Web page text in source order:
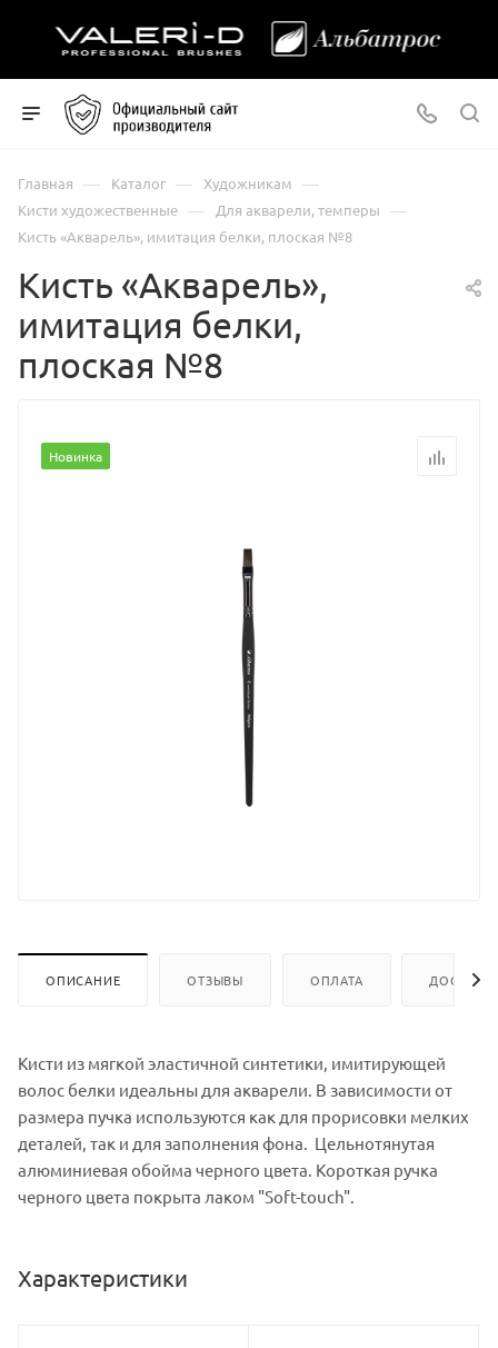
Главная — Каталог — Художникам —
Кисти художественные — Для акварели, темперы —
Кисть «Акварель», имитация белки, плоская №8
Кисть «Акварель»,
имитация белки,
плоская №8
Новинка
ОПИСАНИЕ ОТЗЫВЫ ОПЛАТА
Кисти из мягкой эластичной синтетики, имитирующей
волос белки идеальны для акварели. В зависимости от
размера пучка используются как для прорисовки мелких
деталей, так и для заполнения фона. Цельнотянутая
алюминиевая обойма черного цвета. Короткая ручка
черного цвета покрыта лаком "Soft-touch".
Характеристики